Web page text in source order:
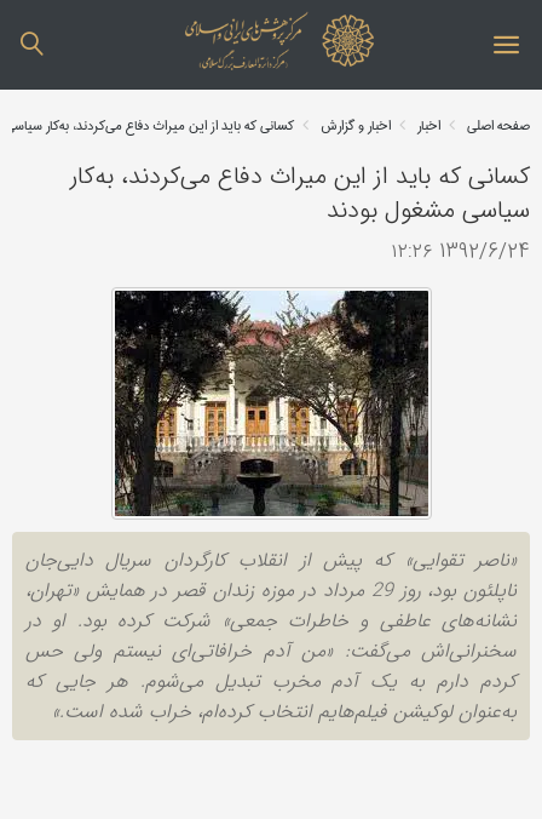
صفحه اصلی اخبار اخبار و گزارش کسانی که باید از این میراث دفاع می‌کردند، به‌کار
کسانی که باید از این میراث دفاع می‌کردند، به‌کار
سیاسی مشغول بودند
1392/6/24 ۱۲:۲۶
«ناصر تقوایی» که پیش از انقلاب کارگردان سریال دایی‌جان
ناپلئون بود، روز 29 مرداد در موزه زندان قصر در همایش «تهران،
نشانه‌های عاطفی و خاطرات جمعی» شرکت کرده بود. او در
سخنرانی‌اش می‌گفت: «من آدم خرافاتی‌ای نیستم ولی حس
کردم دارم به یک آدم مخرب تبدیل می‌شوم. هر جایی که
به‌عنوان لوکیشن فیلم‌هایم انتخاب کرده‌ام، خراب شده است.»